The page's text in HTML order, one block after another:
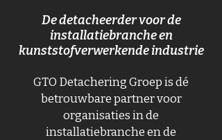
De detacheerder voor de
installatiebranche en
kunststofverwerkende industrie
GTO Detachering Groep is dé
betrouwbare partner voor
organisaties in de
installatiebranche en de